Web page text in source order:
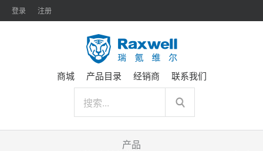
登录 注册
商城 产品目录 经销商 联系我们
产品